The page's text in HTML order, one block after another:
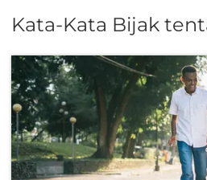
Kata-Kata Bijak